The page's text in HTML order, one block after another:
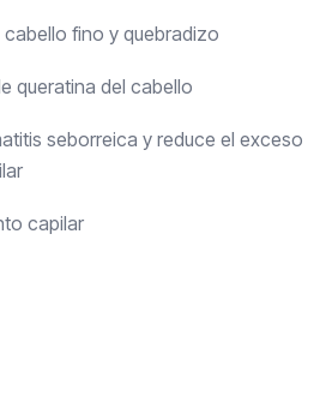
fino y quebradizo
queratina del cabello
seborreica y reduce el exceso
capilar